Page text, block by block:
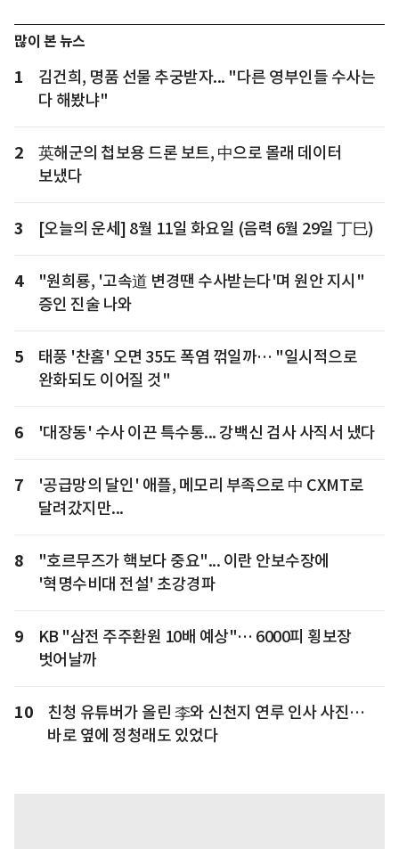
많이 본 뉴스
1
김건희, 명품 선물 추궁받자... "다른 영부인들 수사는
다 해봤냐"
2
英해군의 첩보용 드론 보트, 中으로 몰래 데이터
보냈다
3 [오늘의 운세] 8월 11일 화요일 (음력 6월 29일 丁巳)
4
"원희룡, '고속道 변경땐 수사받는다'며 원안 지시"
증인 진술 나와
5
태풍 '찬홈' 오면 35도 폭염 꺾일까… "일시적으로
완화되도 이어질 것"
6 '대장동' 수사 이끈 특수통... 강백신 검사 사직서 냈다
7
'공급망의 달인' 애플, 메모리 부족으로 中 CXMT로
달려갔지만...
8
"호르무즈가 핵보다 중요"... 이란 안보수장에
'혁명수비대 전설' 초강경파
9
KB "삼전 주주환원 10배 예상"… 6000피 횡보장
벗어날까
10
친청 유튜버가 올린 李와 신천지 연루 인사 사진…
바로 옆에 정청래도 있었다